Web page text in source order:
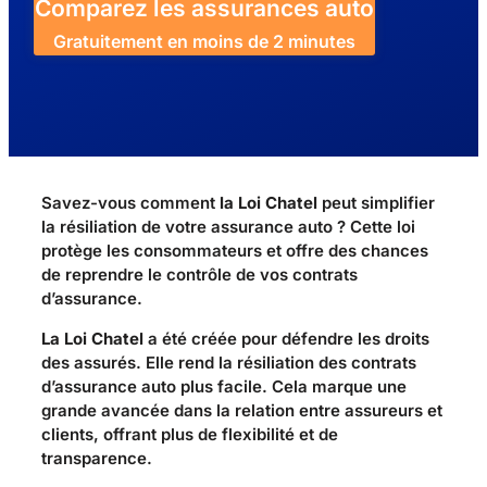
Comparez les assurances auto
Gratuitement en moins de 2 minutes
Savez-vous comment la Loi Chatel peut simplifier
la résiliation de votre assurance auto ? Cette loi
protège les consommateurs et offre des chances
de reprendre le contrôle de vos contrats
d’assurance.
La Loi Chatel a été créée pour défendre les droits
des assurés. Elle rend la résiliation des contrats
d’assurance auto plus facile. Cela marque une
grande avancée dans la relation entre assureurs et
clients, offrant plus de flexibilité et de
transparence.